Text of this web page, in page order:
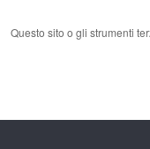
Questo sito o gli strumenti